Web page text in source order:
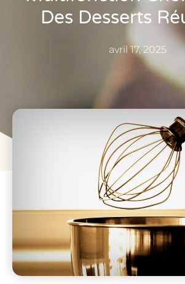
Des Desserts
avril 17, 2025